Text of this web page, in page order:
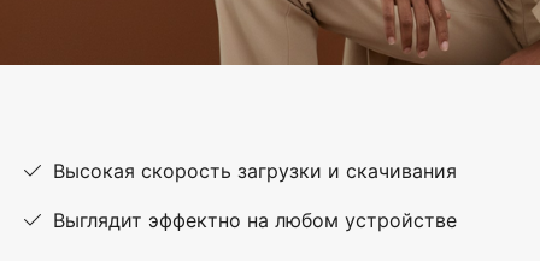
Высокая скорость загрузки и скачивания
Выглядит эффектно на любом устройстве